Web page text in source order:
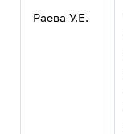
Раева У.Е.